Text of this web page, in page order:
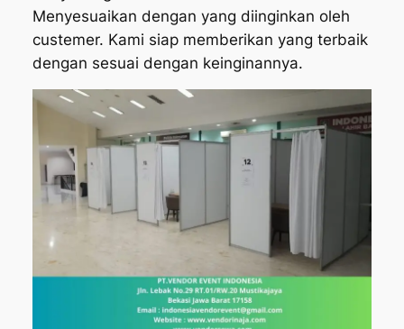
Menyesuaikan dengan yang diinginkan oleh
custemer. Kami siap memberikan yang terbaik
dengan sesuai dengan keinginannya.